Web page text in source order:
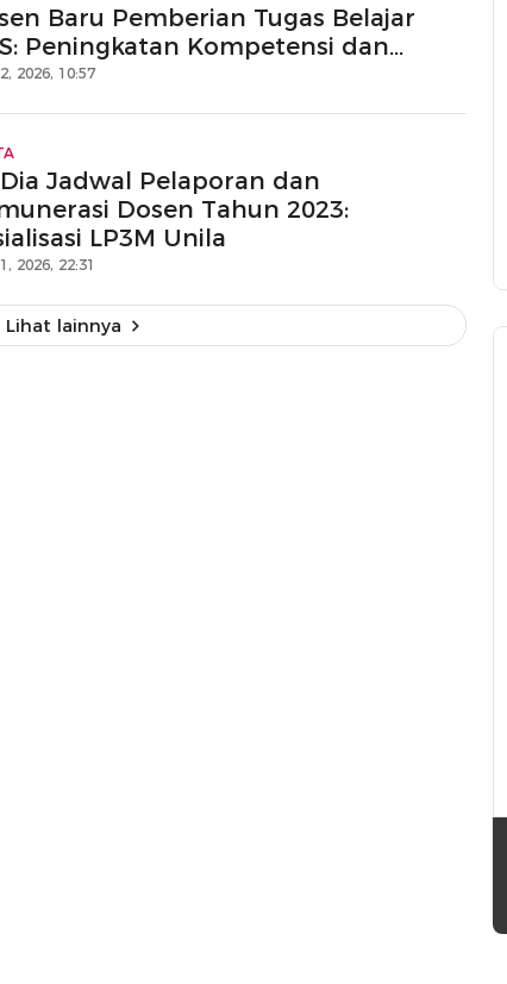
Baru Pemberian Tugas Belajar
Peningkatan Kompetensi dan
Pegawai”
2026, 10:57
Jadwal Pelaporan dan
Dosen Tahun 2023:
LP3M Unila
2026, 22:31
Lihat lainnya